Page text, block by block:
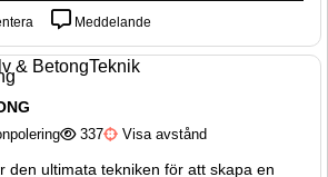
Meddelande
337 Visa avstånd
den ultimata tekniken för att skapa en